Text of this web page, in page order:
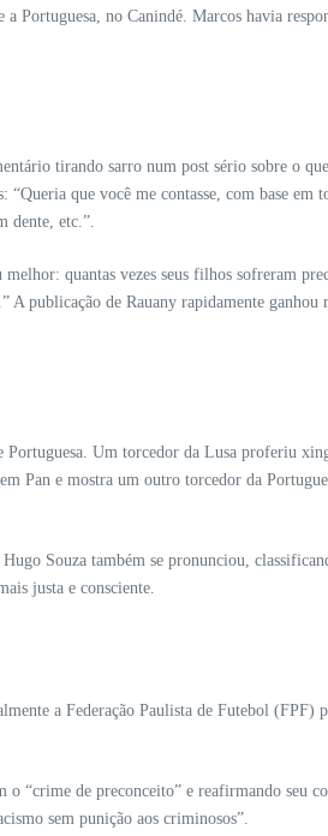
no Canindé. Marcos havia
tirando sarro num post sério sobre o
que você me contasse, com base
dente, etc.”.
quantas vezes seus filhos sofreram
publicação de Rauany rapidamente ganhou
Um torcedor da Lusa proferiu
Pan e mostra um outro torcedor da
Souza também se pronunciou,
justa e consciente.
a Federação Paulista de Futebol (FPF)
“crime de preconceito” e reafirmando seu
sem punição aos criminosos”.